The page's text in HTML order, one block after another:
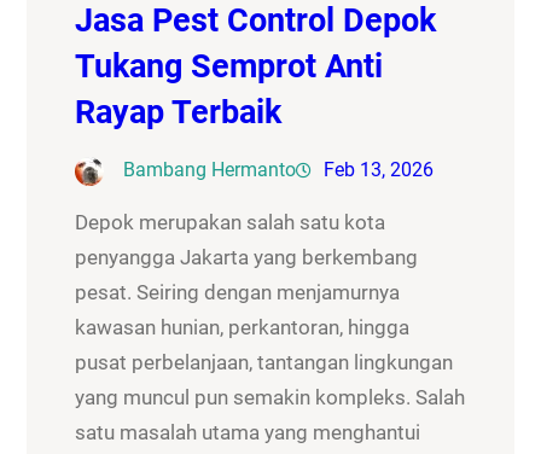
Jasa Pest Control Depok
Tukang Semprot Anti
Rayap Terbaik
Bambang Hermanto Feb 13, 2026
Depok merupakan salah satu kota
penyangga Jakarta yang berkembang
pesat. Seiring dengan menjamurnya
kawasan hunian, perkantoran, hingga
pusat perbelanjaan, tantangan lingkungan
yang muncul pun semakin kompleks. Salah
satu masalah utama yang menghantui